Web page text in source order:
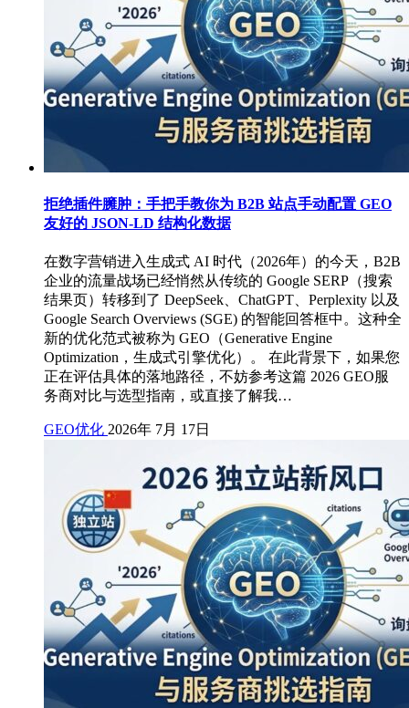
拒绝插件臃肿：手把手教你为 B2B 站点手动配置 GEO
友好的 JSON-LD 结构化数据
在数字营销进入生成式 AI 时代（2026年）的今天，B2B
企业的流量战场已经悄然从传统的 Google SERP（搜索
结果页）转移到了 DeepSeek、ChatGPT、Perplexity 以及
Google Search Overviews (SGE) 的智能回答框中。这种全
新的优化范式被称为 GEO（Generative Engine
Optimization，生成式引擎优化）。 在此背景下，如果您
正在评估具体的落地路径，不妨参考这篇 2026 GEO服
务商对比与选型指南，或直接了解我…
GEO优化 2026年 7月 17日